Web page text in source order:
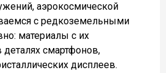
аэрокосмической
с редкоземельными
материалы с их
смартфонов,
дисплеев.